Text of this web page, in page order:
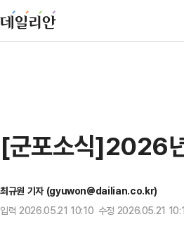
[군포소식]2026
최규원 기자 (gyuwon@dailian.co.kr)
입력 2026.05.21 10:10 수정 2026.05.21